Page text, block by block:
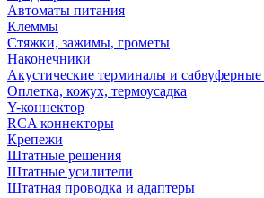
Автоматы питания
Клеммы
Стяжки, зажимы, грометы
Наконечники
Акустические терминалы и
Оплетка, кожух, термоусадка
Y-коннектор
RCA коннекторы
Крепежи
Штатные решения
Штатные усилители
Штатная проводка и адаптеры